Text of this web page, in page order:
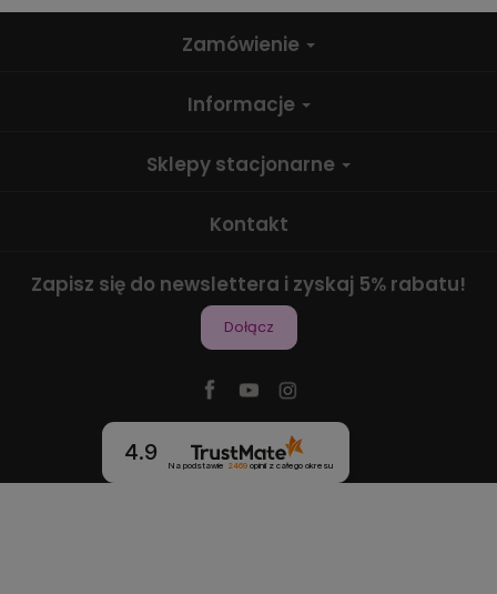
Zamówienie
Informacje
Sklepy stacjonarne
Kontakt
Zapisz się do newslettera i zyskaj 5% rabatu!
Dołącz
4.9
Na podstawie 2469opinii z całego okresu